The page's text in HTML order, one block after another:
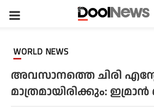
WORLD NEWS
അവസാനത്തെ ചിരി
മാത്രമായിരിക്കും: